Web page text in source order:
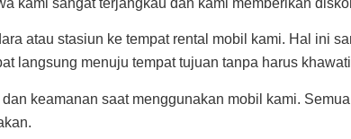
atau stasiun ke tempat rental mobil kami. Hal ini
langsung menuju tempat tujuan tanpa harus
keamanan saat menggunakan mobil kami.